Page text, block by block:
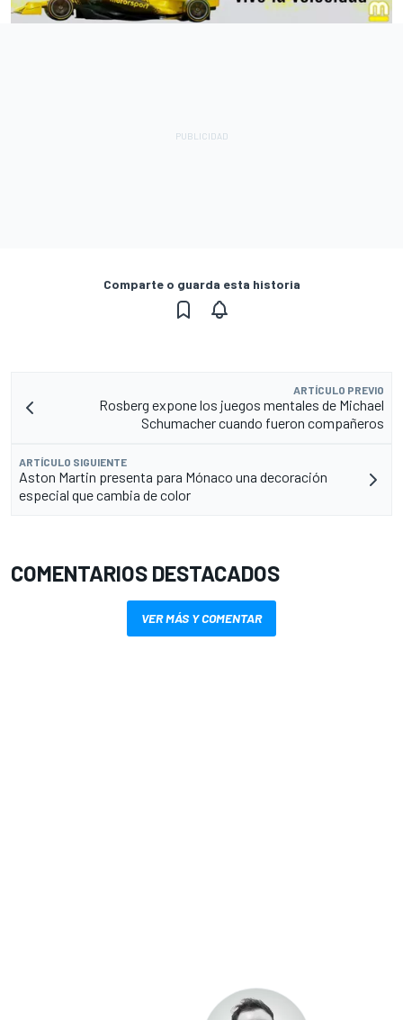
Comparte o guarda esta historia
ARTÍCULO PREVIO
Rosberg expone los juegos mentales de Michael
Schumacher cuando fueron compañeros
ARTÍCULO SIGUIENTE
Aston Martin presenta para Mónaco una decoración
especial que cambia de color
COMENTARIOS DESTACADOS
VER MÁS Y COMENTAR